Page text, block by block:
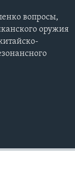
вопросы,
оружия